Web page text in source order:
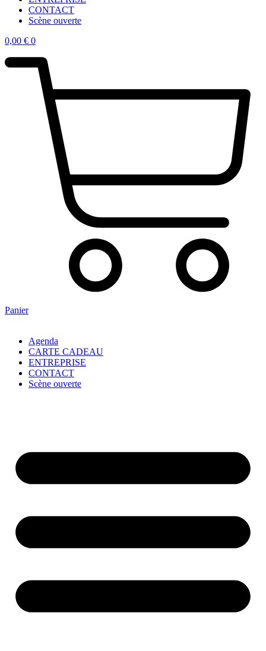
CONTACT
Scène ouverte
0,00 € 0
Panier
Agenda
CARTE CADEAU
ENTREPRISE
CONTACT
Scène ouverte